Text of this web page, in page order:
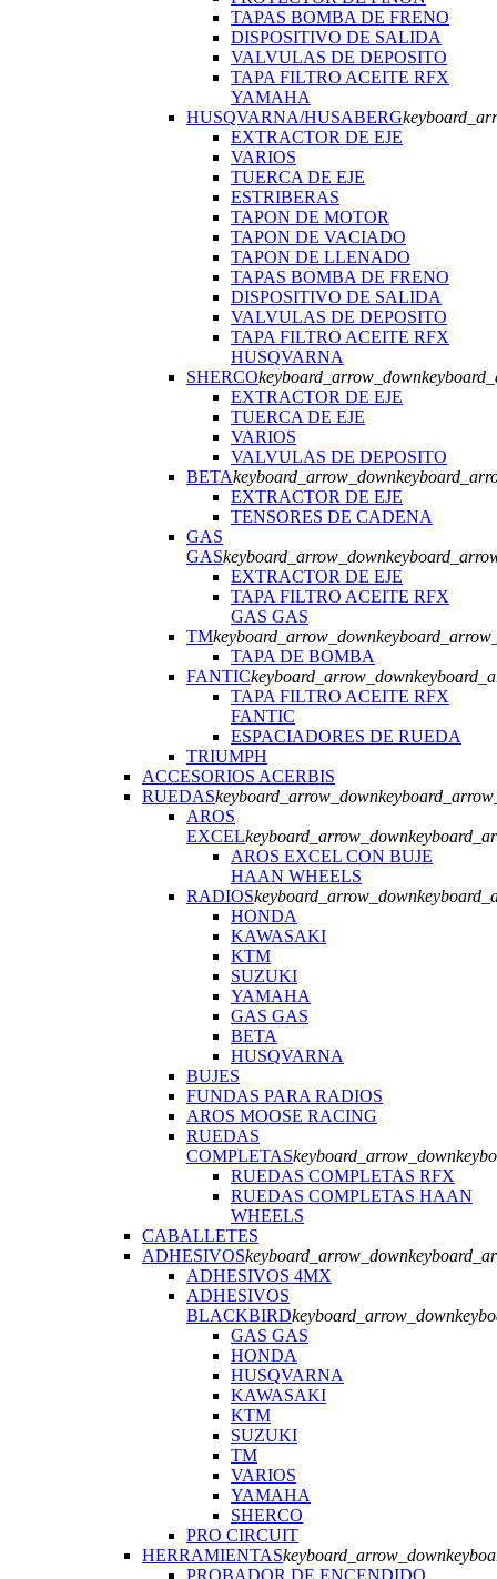
TAPAS BOMBA DE FRENO
DISPOSITIVO DE SALIDA
VALVULAS DE DEPOSITO
TAPA FILTRO ACEITE RFX
YAMAHA
HUSQVARNA/HUSABERG
EXTRACTOR DE EJE
VARIOS
TUERCA DE EJE
ESTRIBERAS
TAPON DE MOTOR
TAPON DE VACIADO
TAPON DE LLENADO
TAPAS BOMBA DE FRENO
DISPOSITIVO DE SALIDA
VALVULAS DE DEPOSITO
TAPA FILTRO ACEITE RFX
HUSQVARNA
SHERCOkeyboard_arrow_down
EXTRACTOR DE EJE
TUERCA DE EJE
VARIOS
VALVULAS DE DEPOSITO
BETAkeyboard_arrow_down
EXTRACTOR DE EJE
TENSORES DE CADENA
GAS
GASkeyboard_arrow_down
EXTRACTOR DE EJE
TAPA FILTRO ACEITE RFX
GAS GAS
TMkeyboard_arrow_down
TAPA DE BOMBA
FANTICkeyboard_arrow_down
TAPA FILTRO ACEITE RFX
FANTIC
ESPACIADORES DE RUEDA
TRIUMPH
ACCESORIOS ACERBIS
RUEDASkeyboard_arrow_down
AROS
EXCELkeyboard_arrow_down
AROS EXCEL CON BUJE
HAAN WHEELS
RADIOSkeyboard_arrow_down
HONDA
KAWASAKI
KTM
SUZUKI
YAMAHA
GAS GAS
BETA
HUSQVARNA
BUJES
FUNDAS PARA RADIOS
AROS MOOSE RACING
RUEDAS
COMPLETASkeyboard_arrow_down
RUEDAS COMPLETAS RFX
RUEDAS COMPLETAS HAAN
WHEELS
CABALLETES
ADHESIVOSkeyboard_arrow_down
ADHESIVOS 4MX
ADHESIVOS
BLACKBIRDkeyboard_arrow_down
GAS GAS
HONDA
HUSQVARNA
KAWASAKI
KTM
SUZUKI
TM
VARIOS
YAMAHA
SHERCO
PRO CIRCUIT
HERRAMIENTASkeyboard_arrow_down
PROBADOR DE ENCENDIDO